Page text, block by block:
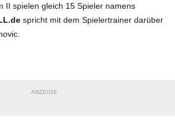
II spielen gleich 15 Spieler namens
spricht mit dem Spielertrainer darüber
ANZEIGE